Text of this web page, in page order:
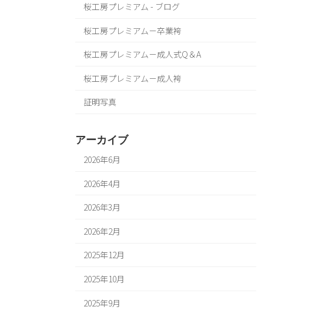
桜工房プレミアム - ブログ
桜工房プレミアム－卒業袴
桜工房プレミアム－成人式Q＆A
桜工房プレミアム－成人袴
証明写真
アーカイブ
2026年6月
2026年4月
2026年3月
2026年2月
2025年12月
2025年10月
2025年9月